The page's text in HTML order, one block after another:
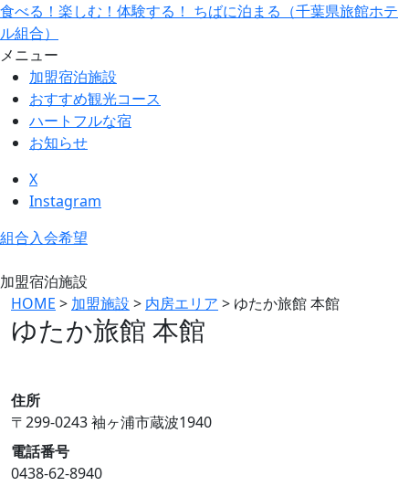
食べる！楽しむ！体験する！ ちばに泊まる（千葉県旅館ホテ
ル組合）
メニュー
加盟宿泊施設
おすすめ観光コース
ハートフルな宿
お知らせ
X
Instagram
組合入会希望
加盟宿泊施設
HOME > 加盟施設 > 内房エリア > ゆたか旅館 本館
ゆたか旅館 本館
住所
〒299-0243 袖ヶ浦市蔵波1940
電話番号
0438-62-8940